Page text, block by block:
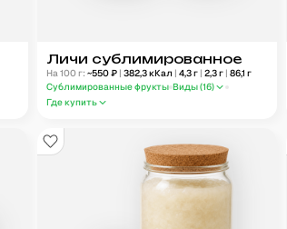
Личи сублимированное
На 100 г: ~550₽ | 382,3кКал | 4,3г | 2,3г | 86,1 г
Сублимированные фрукты Виды (16)
Где купить